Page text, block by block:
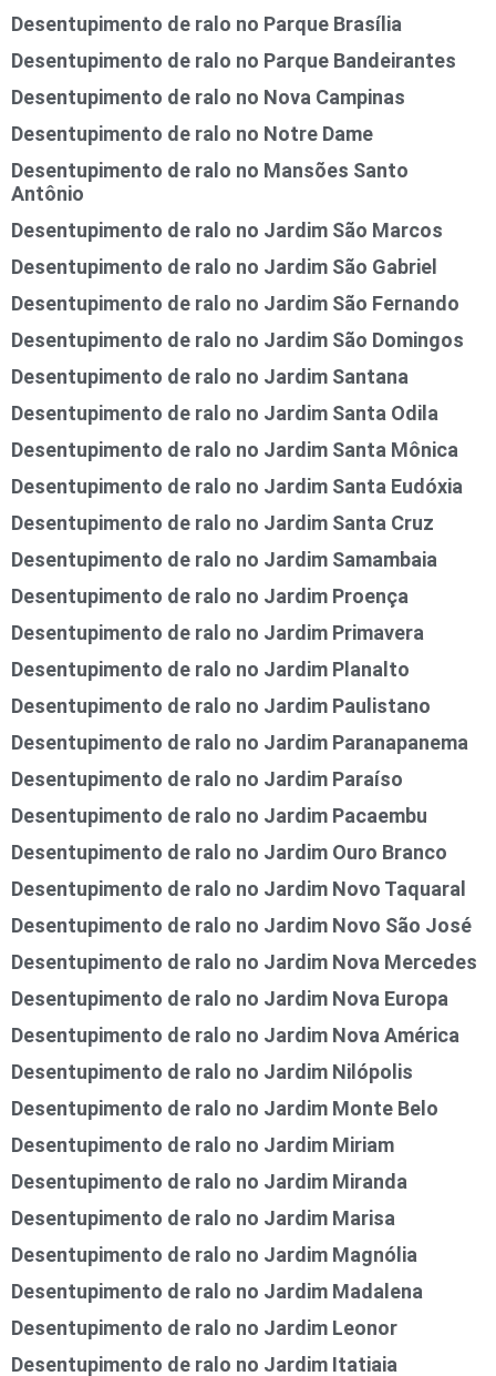
Desentupimento de ralo no Parque Brasília
Desentupimento de ralo no Parque Bandeirantes
Desentupimento de ralo no Nova Campinas
Desentupimento de ralo no Notre Dame
Desentupimento de ralo no Mansões Santo
Antônio
Desentupimento de ralo no Jardim São Marcos
Desentupimento de ralo no Jardim São Gabriel
Desentupimento de ralo no Jardim São Fernando
Desentupimento de ralo no Jardim São Domingos
Desentupimento de ralo no Jardim Santana
Desentupimento de ralo no Jardim Santa Odila
Desentupimento de ralo no Jardim Santa Mônica
Desentupimento de ralo no Jardim Santa Eudóxia
Desentupimento de ralo no Jardim Santa Cruz
Desentupimento de ralo no Jardim Samambaia
Desentupimento de ralo no Jardim Proença
Desentupimento de ralo no Jardim Primavera
Desentupimento de ralo no Jardim Planalto
Desentupimento de ralo no Jardim Paulistano
Desentupimento de ralo no Jardim Paranapanema
Desentupimento de ralo no Jardim Paraíso
Desentupimento de ralo no Jardim Pacaembu
Desentupimento de ralo no Jardim Ouro Branco
Desentupimento de ralo no Jardim Novo Taquaral
Desentupimento de ralo no Jardim Novo São José
Desentupimento de ralo no Jardim Nova Mercedes
Desentupimento de ralo no Jardim Nova Europa
Desentupimento de ralo no Jardim Nova América
Desentupimento de ralo no Jardim Nilópolis
Desentupimento de ralo no Jardim Monte Belo
Desentupimento de ralo no Jardim Miriam
Desentupimento de ralo no Jardim Miranda
Desentupimento de ralo no Jardim Marisa
Desentupimento de ralo no Jardim Magnólia
Desentupimento de ralo no Jardim Madalena
Desentupimento de ralo no Jardim Leonor
Desentupimento de ralo no Jardim Itatiaia